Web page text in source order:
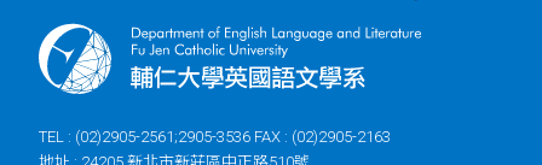
TEL : (02)2905-2561;2905-3536 FAX : (02)2905-2163